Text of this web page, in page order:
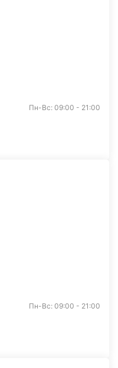
Пн-Вс: 09:00 - 21:00
Пн-Вс: 09:00 - 21:00